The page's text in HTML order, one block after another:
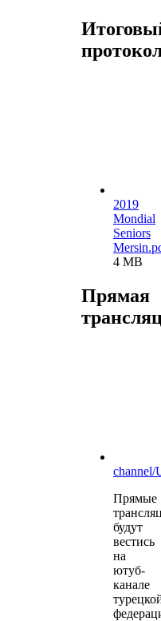
2019
Mondial
Seniors
4 MB
Прямая
Прямые
будут
вестись
на
ютуб-
канале